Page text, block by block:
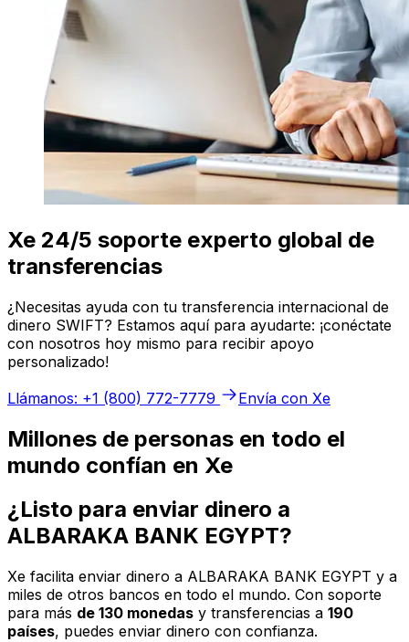
Xe 24/5 soporte experto global de
transferencias
¿Necesitas ayuda con tu transferencia internacional de
dinero SWIFT? Estamos aquí para ayudarte: ¡conéctate
con nosotros hoy mismo para recibir apoyo
personalizado!
Llámanos: +1 (800) 772-7779
Envía con Xe
Millones de personas en todo el
mundo confían en Xe
¿Listo para enviar dinero a
ALBARAKA BANK EGYPT?
Xe facilita enviar dinero a ALBARAKA BANK EGYPT y a
miles de otros bancos en todo el mundo. Con soporte
para más de 130 monedas y transferencias a 190
países, puedes enviar dinero con confianza.